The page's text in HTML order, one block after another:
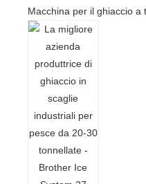
Macchina per il ghiaccio a